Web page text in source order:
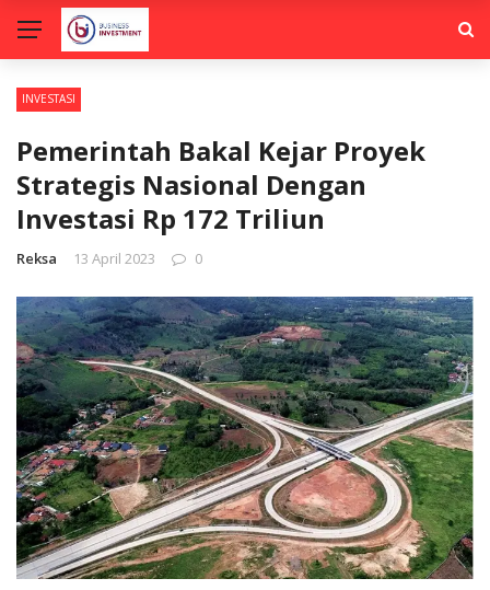
INVESTASI
Pemerintah Bakal Kejar Proyek
Strategis Nasional Dengan
Investasi Rp 172 Triliun
Reksa 13 April 2023 0